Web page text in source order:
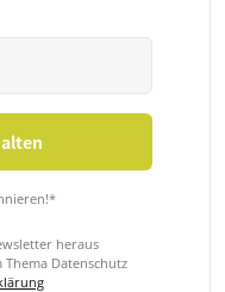
heraus
Datenschutz